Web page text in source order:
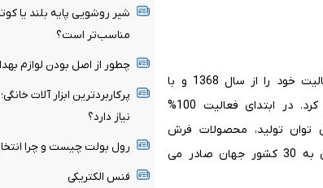
شرکت فرش آرتامیس یکی از بزرگترین تولید کنندگان فرش ماشینی در ایران فعالیت خود را از سال 1368 و با
هدف صادرات فرش به کشورهای جهان و با تولید فرش های 350 شانه آغاز کرد. در ابتدای فعالیت 100%
توان تولید، محصولات فرش
آرتامیس راهی کشورهای آلمان و اتریش گردید و هم اکنون محصولات آرتامیش به 30 کشور جهان صادر می
شیر روشویی پایه بلند یا
مناسب‌تر است؟
چطور از اصل بودن لوازم
پرکاربردترین ابزار آلات
نیاز دارد؟
رول بولت چیست و چرا
فنس الکتریکی